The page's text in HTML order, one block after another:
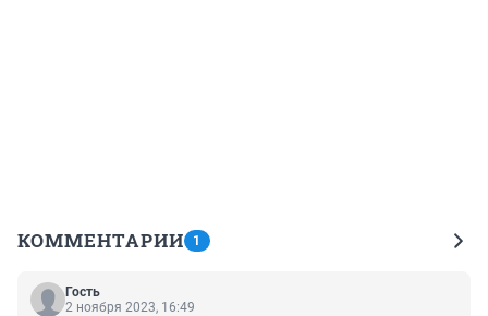
КОММЕНТАРИИ 1
Гость
2 ноября 2023, 16:49